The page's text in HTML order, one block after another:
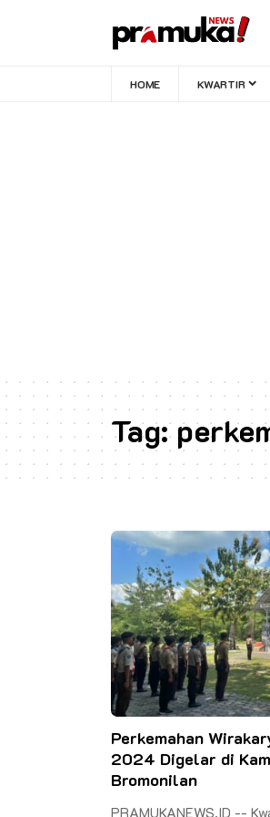
HOME KWARTIR
Tag:
Perkemahan
2024 Digelar di
Bromonilan
PRAMUKANEWS.ID --